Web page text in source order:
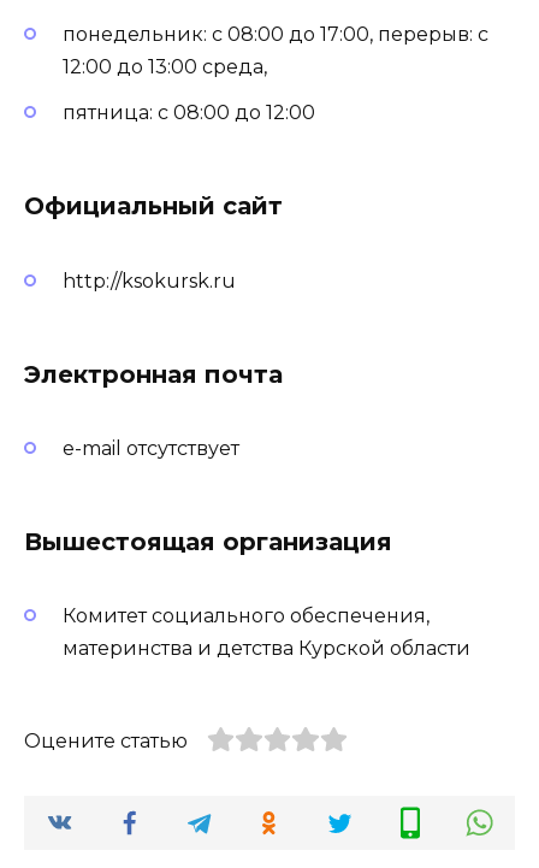
понедельник: с 08:00 до 17:00, перерыв: с
12:00 до 13:00 среда,
пятница: с 08:00 до 12:00
Официальный сайт
http://ksokursk.ru
Электронная почта
e-mail отсутствует
Вышестоящая организация
Комитет социального обеспечения,
материнства и детства Курской области
Оцените статью